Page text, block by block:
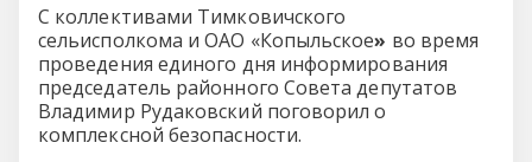
С коллективами Тимковичского
сельисполкома и ОАО «Копыльское» во время
проведения единого дня информирования
председатель районного Совета депутатов
Владимир Рудаковский поговорил о
комплексной безопасности.